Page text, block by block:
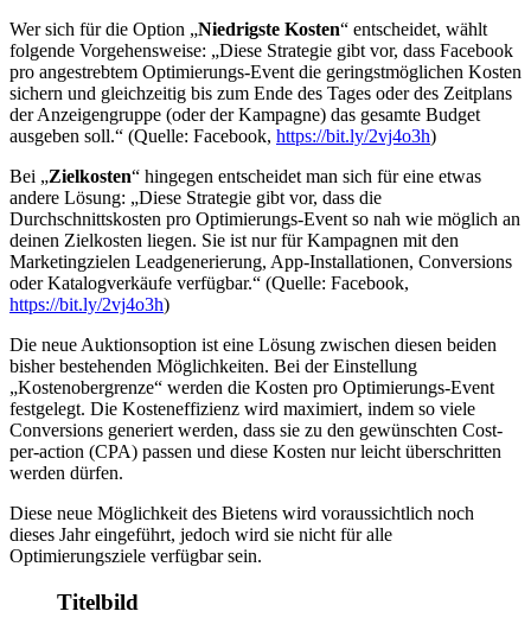
Wer sich für die Option „Niedrigste Kosten“ entscheidet, wählt
folgende Vorgehensweise: „Diese Strategie gibt vor, dass Facebook
pro angestrebtem Optimierungs-Event die geringstmöglichen Kosten
sichern und gleichzeitig bis zum Ende des Tages oder des Zeitplans
der Anzeigengruppe (oder der Kampagne) das gesamte Budget
ausgeben soll.“ (Quelle: Facebook, https://bit.ly/2vj4o3h)
Bei „Zielkosten“ hingegen entscheidet man sich für eine etwas
andere Lösung: „Diese Strategie gibt vor, dass die
Durchschnittskosten pro Optimierungs-Event so nah wie möglich an
deinen Zielkosten liegen. Sie ist nur für Kampagnen mit den
Marketingzielen Leadgenerierung, App-Installationen, Conversions
oder Katalogverkäufe verfügbar.“ (Quelle: Facebook,
https://bit.ly/2vj4o3h)
Die neue Auktionsoption ist eine Lösung zwischen diesen beiden
bisher bestehenden Möglichkeiten. Bei der Einstellung
„Kostenobergrenze“ werden die Kosten pro Optimierungs-Event
festgelegt. Die Kosteneffizienz wird maximiert, indem so viele
Conversions generiert werden, dass sie zu den gewünschten Cost-
per-action (CPA) passen und diese Kosten nur leicht überschritten
werden dürfen.
Diese neue Möglichkeit des Bietens wird voraussichtlich noch
dieses Jahr eingeführt, jedoch wird sie nicht für alle
Optimierungsziele verfügbar sein.
Titelbild